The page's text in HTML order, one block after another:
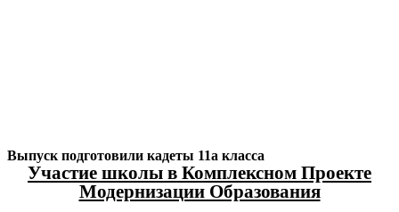
Выпуск подготовили кадеты 11а класса
Участие школы в Комплексном Проекте
Модернизации Образования